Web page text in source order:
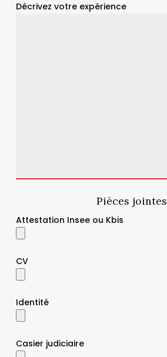
Décrivez votre expérience
Pièces jointes
Attestation Insee ou Kbis
CV
Identité
Casier judiciaire